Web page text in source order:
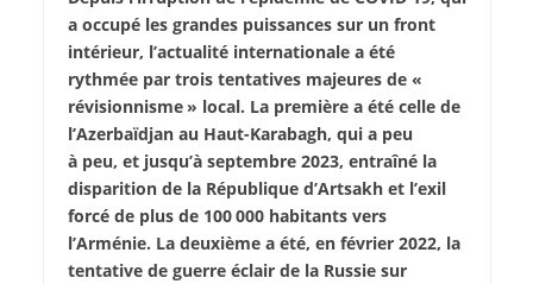
a occupé les grandes puissances sur un front
intérieur, l’actualité internationale a été
rythmée par trois tentatives majeures de «
révisionnisme » local. La première a été celle de
l’Azerbaïdjan au Haut-Karabagh, qui a peu
à peu, et jusqu’à septembre 2023, entraîné la
disparition de la République d’Artsakh et l’exil
forcé de plus de 100 000 habitants vers
l’Arménie. La deuxième a été, en février 2022, la
tentative de guerre éclair de la Russie sur